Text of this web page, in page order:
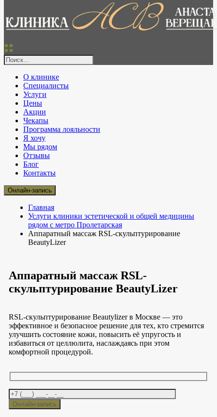
О клинике
Специалисты
Услуги
Цены
Акции
Чекапы
Программа лояльности
Я хочу
Мы рядом
Отзывы
Блог
Контакты
Онлайн-запись
Главная
Услуги клиники эстетической и общей медицины
рядом с метро Пролетарская
Аппаратный массаж RSL-скульптурирование
BeautyLizer
Аппаратный массаж RSL-
скульптурирование BeautyLizer
RSL-скульптурирование Beautylizer в Москве — это
эффективное и безопасное решение для тех, кто стремится
улучшить состояние кожи, повысить её упругость и
избавиться от целлюлита, наслаждаясь при этом
комфортной процедурой.